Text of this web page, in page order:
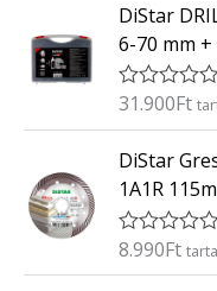
é
k
e
l
s
:
/
5
DiStar
6-70 mm +
É
é
k
e
l
é
s
:
31.900Ft
DiStar
1A1R
É
8.990Ft